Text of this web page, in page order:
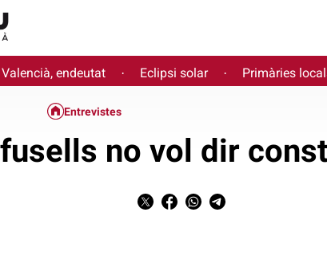
endeutat · Eclipsi solar · Primàries
Entrevistes
no vol dir